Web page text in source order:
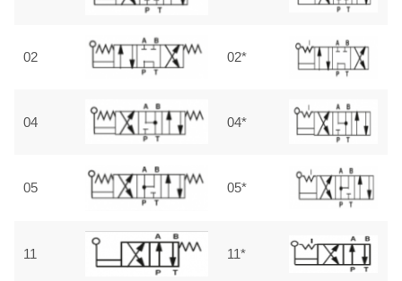
02 02*
04 04*
05 05*
11 11*